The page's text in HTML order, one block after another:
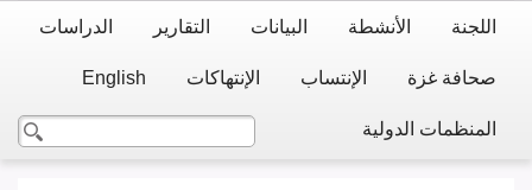
اللجنة الأنشطة البيانات التقارير الدراسات
صحافة غزة الإنتساب الإنتهاكات English
المنظمات الدولية